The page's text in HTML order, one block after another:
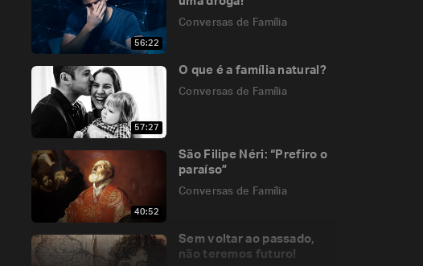
56:22
Conversas de Família
57:27
O que é a família natural?
Conversas de Família
40:52
São Filipe Néri: “Prefiro o
paraíso”
Conversas de Família
Sem voltar ao passado,
não teremos futuro!